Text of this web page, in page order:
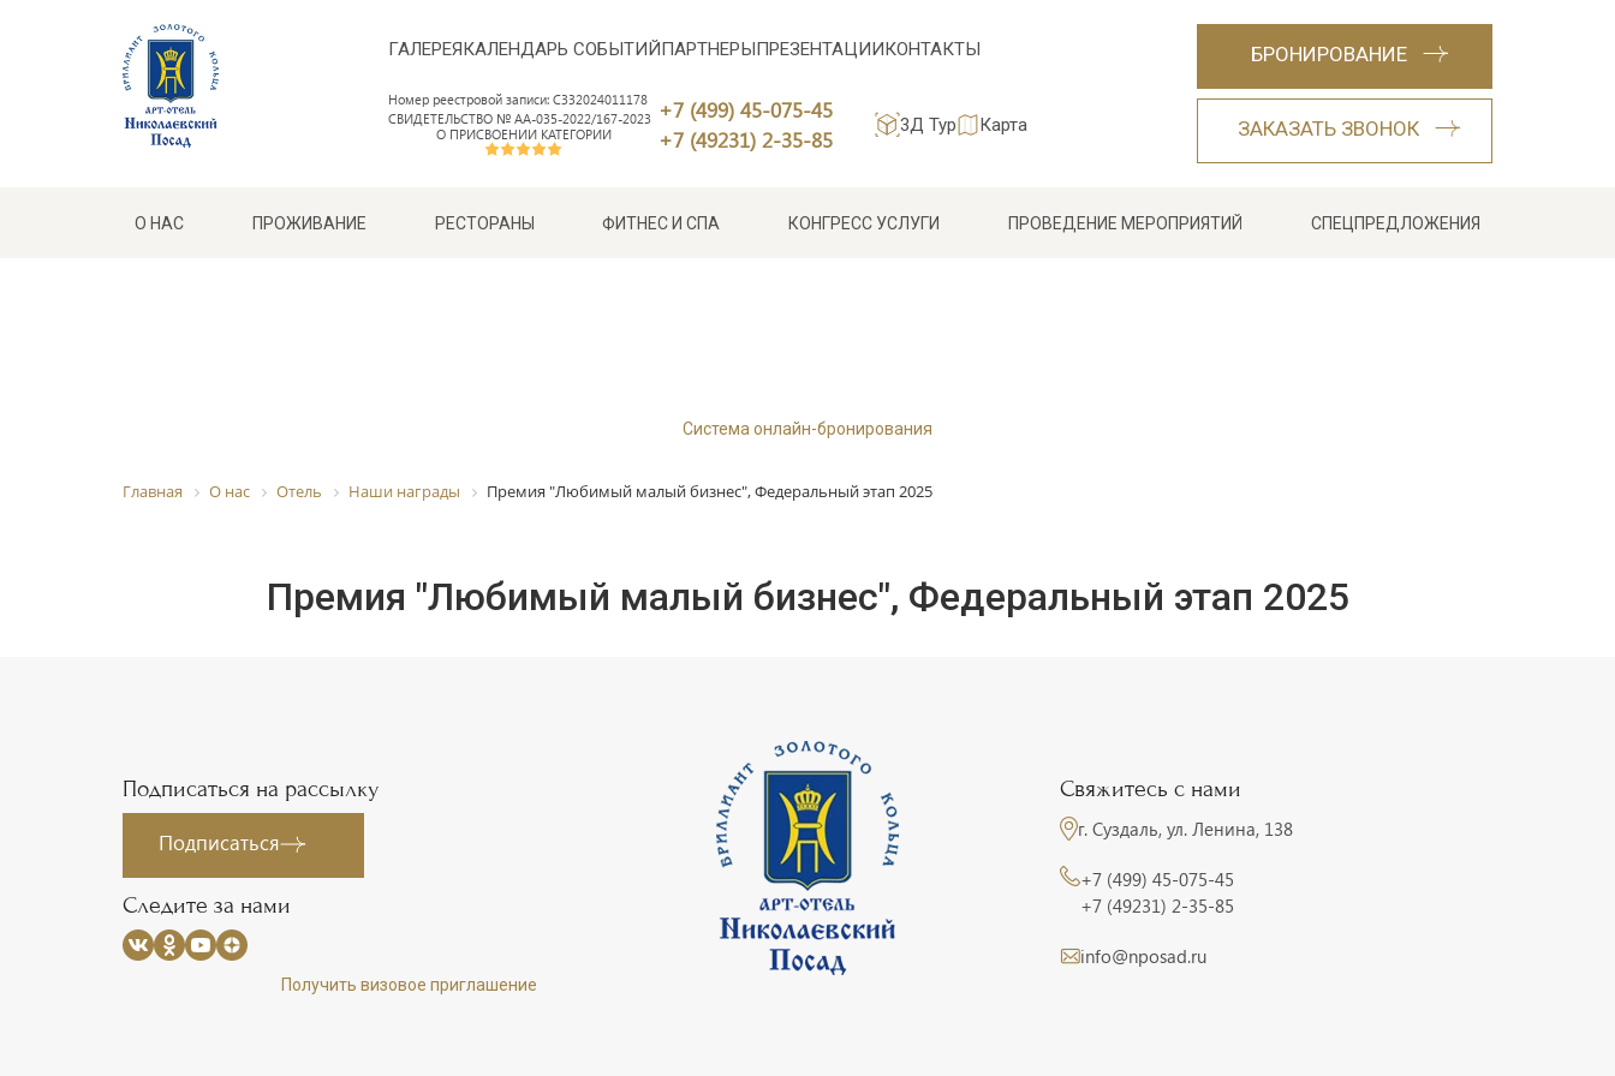
ГАЛЕРЕЯКАЛЕНДАРЬ СОБЫТИЙПАРТНЕРЫПРЕЗЕНТАЦИИКОНТАКТЫ
Номер реестровой записи: С332024011178
СВИДЕТЕЛЬСТВО № АА-035-2022/167-2023
О ПРИСВОЕНИИ КАТЕГОРИИ
+7 (499) 45-075-45
+7 (49231) 2-35-85
3Д Тур Карта
БРОНИРОВАНИЕ
ЗАКАЗАТЬ ЗВОНОК
О НАС ПРОЖИВАНИЕ РЕСТОРАНЫ ФИТНЕС И СПА КОНГРЕСС УСЛУГИ ПРОВЕДЕНИЕ МЕРОПРИЯТИЙ СПЕЦПРЕДЛОЖЕНИЯ
Система онлайн-бронирования
Главная О нас Отель Наши награды Премия "Любимый малый бизнес", Федеральный этап 2025
Премия "Любимый малый бизнес", Федеральный этап 2025
Подписаться на рассылку
Подписаться
Следите за нами
Получить визовое приглашение
Свяжитесь с нами
г. Суздаль, ул. Ленина, 138
+7 (499) 45-075-45
+7 (49231) 2-35-85
info@nposad.ru